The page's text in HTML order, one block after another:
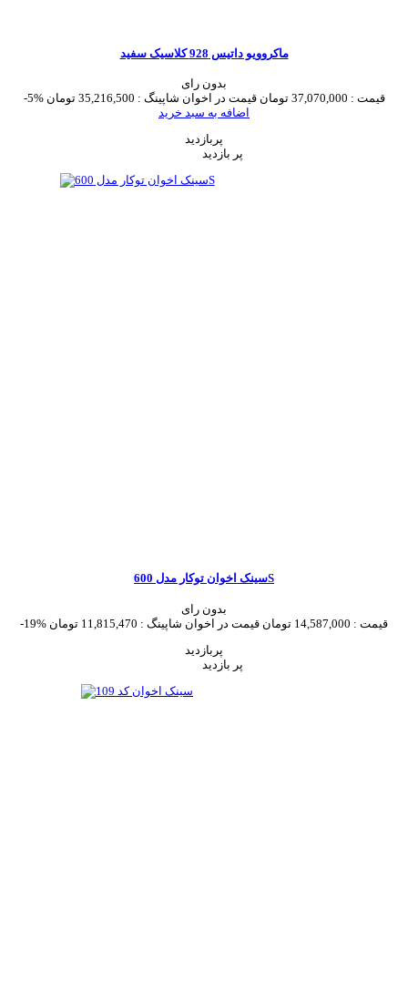
ماکروویو داتیس 928 کلاسیک سفید
بدون رای
-5%
قیمت : 37,070,000 تومان قیمت در اخوان شاپینگ : 35,216,500 تومان
اضافه به سبد خرید
پربازدید
پر بازدید
سینک اخوان توکار مدل 600S
بدون رای
-19%
قیمت : 14,587,000 تومان قیمت در اخوان شاپینگ : 11,815,470 تومان
پربازدید
پر بازدید